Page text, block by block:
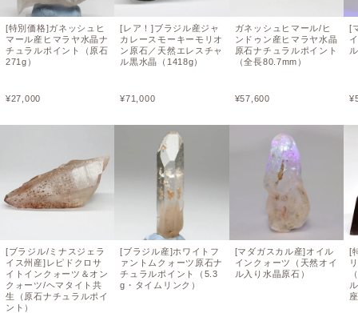
[特別価格]ガネッシュヒ
マール産ヒマラヤ水晶ナ
チュラルポイント（原石
271g）
¥27,000
[ブラジル/ミナスジェラ
イス州産]レピドクロサ
イトインクォーツ＆オン
クォーツ/ヘマタイト共
生（原石ナチュラルポイ
ント）
[レア！]ブラジル産ジャ
カレースモーキーモリオ
ン原石／天然エレスチャ
ル黒水晶（1418g）
¥71,000
[ブラジル産]ホワイトフ
ァントムクォーツ原石ナ
チュラルポイント（5.3
g・タイムリンク）
ガネッシュヒマール/ヒ
ンドゥン産ヒマラヤ水晶
原石ナチュラルポイント
（全長80.7mm）
¥57,600
[マダガスカル産]オイル
インクォーツ（天然オイ
ル入り水晶原石）
[
¥
[